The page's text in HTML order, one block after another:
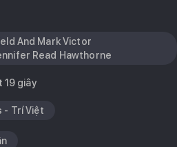
And Mark Victor
Read Hawthorne
19 giây
- Trí Việt